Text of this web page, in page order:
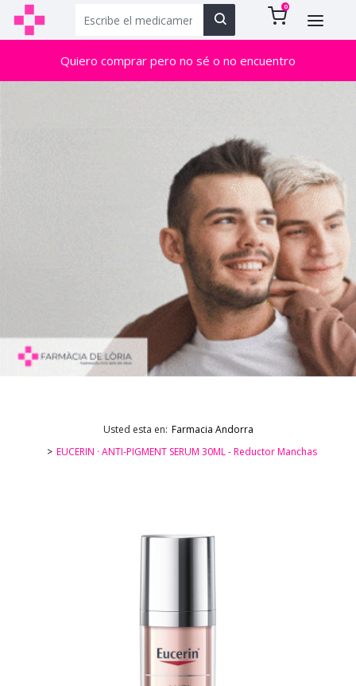
0
Quiero comprar pero no sé o no encuentro
Usted esta en: Farmacia Andorra
EUCERIN · ANTI-PIGMENT SERUM 30ML - Reductor Manchas